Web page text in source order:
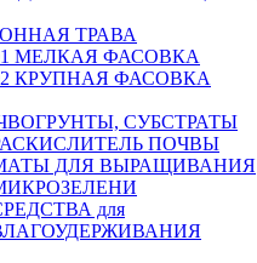
ТРАВА
МЕЛКАЯ ФАСОВКА
КРУПНАЯ ФАСОВКА
СУБСТРАТЫ
ПОЧВЫ
ДЛЯ ВЫРАЩИВАНИЯ
для